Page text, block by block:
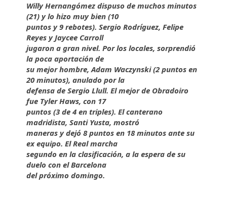
Willy Hernangómez dispuso de muchos minutos
(21) y lo hizo muy bien (10
puntos y 9 rebotes). Sergio Rodríguez, Felipe
Reyes y Jaycee Carroll
jugaron a gran nivel. Por los locales, sorprendió
la poca aportación de
su mejor hombre, Adam Waczynski (2 puntos en
20 minutos), anulado por la
defensa de Sergio Llull. El mejor de Obradoiro
fue Tyler Haws, con 17
puntos (3 de 4 en triples). El canterano
madridista, Santi Yusta, mostró
maneras y dejó 8 puntos en 18 minutos ante su
ex equipo. El Real marcha
segundo en la clasificación, a la espera de su
duelo con el Barcelona
del próximo domingo.